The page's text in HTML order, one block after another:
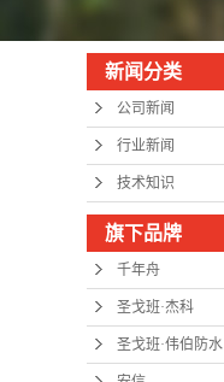
新闻分类
公司新闻
行业新闻
技术知识
旗下品牌
千年舟
圣戈班·杰科
圣戈班·伟伯防水